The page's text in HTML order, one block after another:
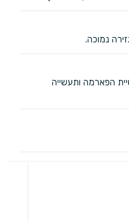
נמוכה.
הפארמה ותעשייה